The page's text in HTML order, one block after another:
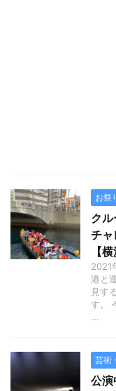
お祭
ク
チ
【
2021
港と
見す
す。
...
芸術
公演